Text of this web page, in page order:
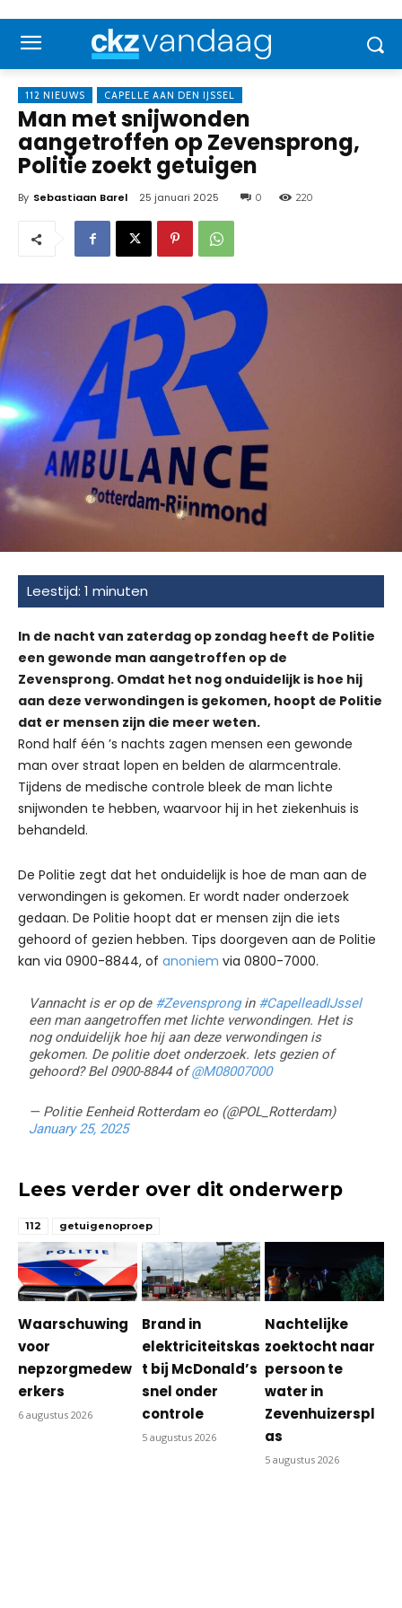
112 NIEUWS CAPELLE AAN DEN IJSSEL
Man met snijwonden
aangetroffen op Zevensprong,
Politie zoekt getuigen
By Sebastiaan Barel 25 januari 2025 0 220
In de nacht van zaterdag op zondag heeft de Politie
een gewonde man aangetroffen op de
Zevensprong. Omdat het nog onduidelijk is hoe hij
aan deze verwondingen is gekomen, hoopt de Politie
dat er mensen zijn die meer weten.
Rond half één ’s nachts zagen mensen een gewonde
man over straat lopen en belden de alarmcentrale.
Tijdens de medische controle bleek de man lichte
snijwonden te hebben, waarvoor hij in het ziekenhuis is
behandeld.
De Politie zegt dat het onduidelijk is hoe de man aan de
verwondingen is gekomen. Er wordt nader onderzoek
gedaan. De Politie hoopt dat er mensen zijn die iets
gehoord of gezien hebben. Tips doorgeven aan de Politie
kan via 0900-8844, of anoniem via 0800-7000.
Vannacht is er op de #Zevensprongin #CapelleadIJssel
een man aangetroffen met lichte verwondingen. Het is
nog onduidelijk hoe hij aan deze verwondingen is
gekomen. De politie doet onderzoek. Iets gezien of
gehoord? Bel 0900-8844 of@M08007000
— Politie Eenheid Rotterdam eo (@POL_Rotterdam)
January 25, 2025
Lees verder over dit onderwerp
112 getuigenoproep
Waarschuwing
voor
nepzorgmedew
erkers
6 augustus 2026
Brand in
elektriciteitskas
t bij McDonald’s
snel onder
controle
5 augustus 2026
Nachtelijke
zoektocht naar
persoon te
water in
Zevenhuizerspl
as
5 augustus 2026